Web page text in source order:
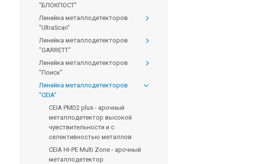
"БЛОКПОСТ"
Линейка металлодетекторов
"UltraScan"
Линейка металлодетекторов
"GARRETT"
Линейка металлодетекторов
"Поиск"
Линейка металлодетекторов
"CEIA"
CEIA PMD2 plus - арочный
металлодетектор высокой
чувствительности и с
селективностью металлов
CEIA HI-PE Multi Zone - арочный
металлодетектор